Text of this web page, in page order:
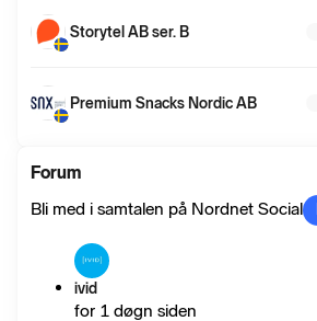
Storytel AB ser. B
Premium Snacks Nordic AB
Forum
Bli med i samtalen på Nordnet Social
ivid
for 1 døgn siden